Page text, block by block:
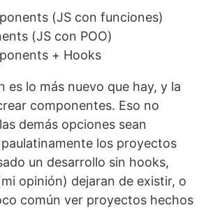
(JS con funciones)
(JS con POO)
+ Hooks
es lo más nuevo que hay, y la
componentes. Eso no
demás opciones sean
los proyectos
un desarrollo sin hooks,
opinión) dejaran de existir, o
común ver proyectos hechos